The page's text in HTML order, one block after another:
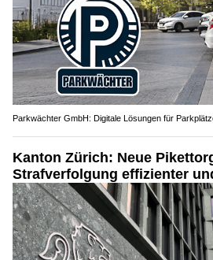
Parkwächter GmbH: Digitale Lösungen für
Kanton Zürich: Neue
Strafverfolgung effizienter